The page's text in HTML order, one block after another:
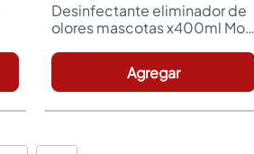
Desinfectante eliminador de
olores mascotas x400ml Mon
Agregar